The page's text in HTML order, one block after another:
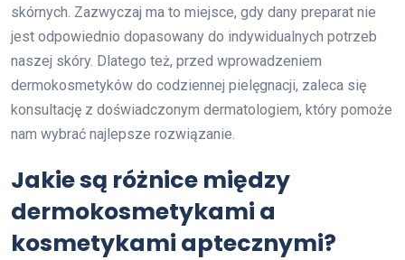
skórnych. Zazwyczaj ma to miejsce, gdy dany preparat nie
jest odpowiednio dopasowany do indywidualnych potrzeb
naszej skóry. Dlatego też, przed wprowadzeniem
dermokosmetyków do codziennej pielęgnacji, zaleca się
konsultację z doświadczonym dermatologiem, który pomoże
nam wybrać najlepsze rozwiązanie.
Jakie są różnice między
dermokosmetykami a
kosmetykami aptecznymi?